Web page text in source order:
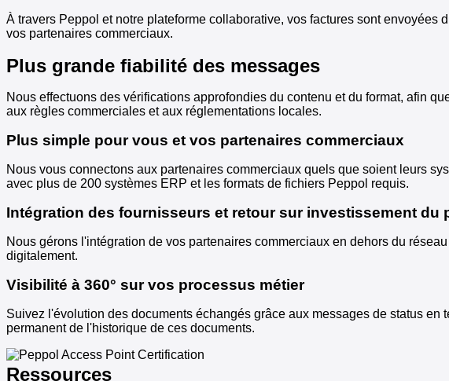
À travers Peppol et notre plateforme collaborative, vos factures sont envoyées
vos partenaires commerciaux.
Plus grande fiabilité des messages
Nous effectuons des vérifications approfondies du contenu et du format, afin
aux règles commerciales et aux réglementations locales.
Plus simple pour vous et vos partenaires commerciaux
Nous vous connectons aux partenaires commerciaux quels que soient leurs
avec plus de 200 systèmes ERP et les formats de fichiers Peppol requis.
Intégration des fournisseurs et retour sur investissement du
Nous gérons l'intégration de vos partenaires commerciaux en dehors du
digitalement.
Visibilité à 360° sur vos processus métier
Suivez l'évolution des documents échangés grâce aux messages de status
permanent de l'historique de ces documents.
Ressources